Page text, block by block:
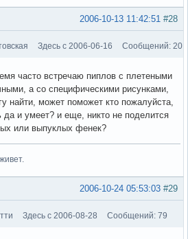
#28
2006-10-13 11:42:51
Здесь с 2006-06-16 Сообщений: 20
часто встречаю пиплов с плетеными
а со специфическими рисунками,
найти, может поможет кто пожалуйста,
да и умеет? и еще, никто не поделится
или выпуклых фенек?
#29
2006-10-24 05:53:03
Здесь с 2006-08-28 Сообщений: 79